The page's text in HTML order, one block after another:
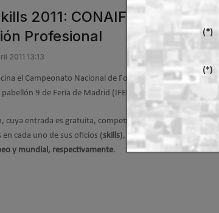
2011: CONAIF participará
Profesional
2011 13:13
el Campeonato Nacional de Formación Profesional,
pabellón 9 de Feria de Madrid (IFEMA) del 4 al 9 de abril
cuya entrada es gratuita, competirán jóvenes de todas las
cada uno de sus oficios (skills), y ganar el pase a las
y mundial, respectivamente.
(*)
(*)